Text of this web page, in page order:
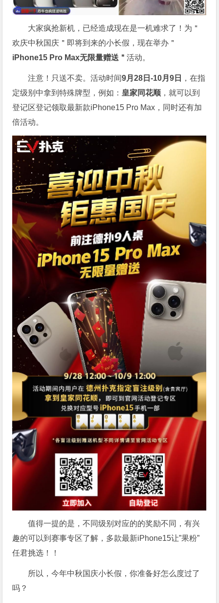
大家疯抢新机，已经造成现在是一机难求了！为＂
欢庆中秋国庆＂即将到来的小长假，现在举办＂
iPhone15 Pro Max无限量赠送＂活动。
注意！只送不卖。活动时间9月28日-10月9日
，在指
定级别中拿到特殊牌型，例如： 皇家同花顺 ，就可以到
登记区登记领取最新款iPhone15 Pro Max，同时还有加
倍活动。
值得一提的是，不同级别对应的的奖励不同，有兴
趣的可以到赛事专区了解，多款最新iPhone15让”果粉”
任君挑选！！
所以，今年中秋国庆小长假，你准备好怎么度过了
吗？